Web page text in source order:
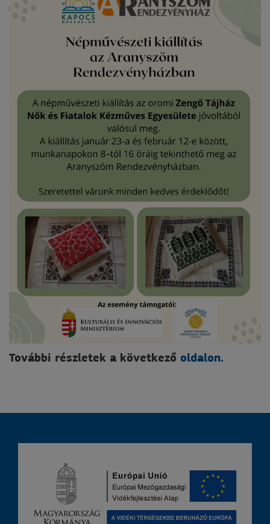
További részletek a következő oldalon.